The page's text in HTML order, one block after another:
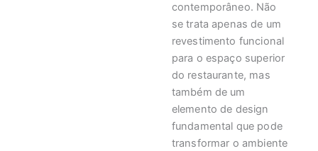
contemporâneo. Não
se trata apenas de um
revestimento funcional
para o espaço superior
do restaurante, mas
também de um
elemento de design
fundamental que pode
transformar o ambiente